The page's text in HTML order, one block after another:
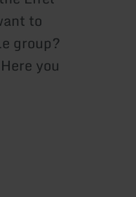
to
group?
you